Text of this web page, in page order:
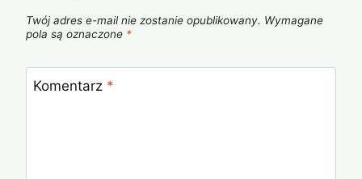
Twój adres e-mail nie zostanie opublikowany. Wymagane
pola są oznaczone *
Komentarz *